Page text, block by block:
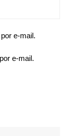
e-mail.
e-mail.